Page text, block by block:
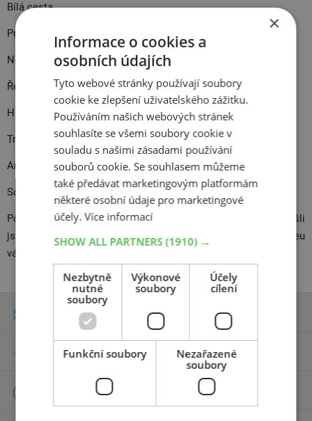
Bílá cesta
Prosetice
Nová Ves
Řetenice
Hudcov
Trnovany
Anger
Sobědruhy
Podívejte se,kam všude dodáváme naše pneumatiky
. Nenašli
jste své město v seznamu? Žádný problém, vaše vybrané pneu
vám přivezeme na
Zimní pneumatiky
Letní pneumatiky
Celoroční pneumatiky
×
Informace o cookies a
osobních údajích
Tyto webové stránky používají soubory
cookie ke zlepšení uživatelského zážitku.
Používáním našich webových stránek
souhlasíte se všemi soubory cookie v
souladu s našimi zásadami používání
souborů cookie. Se souhlasem můžeme
také předávat marketingovým platformám
některé osobní údaje pro marketingové
účely.Více informací
SHOW ALL PARTNERS(1910) →
Nezbytně
nutné
soubory
Výkonové
soubory
Účely
cílení
Funkční soubory
Nezařazené
soubory